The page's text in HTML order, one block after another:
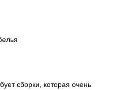
сборки, которая очень